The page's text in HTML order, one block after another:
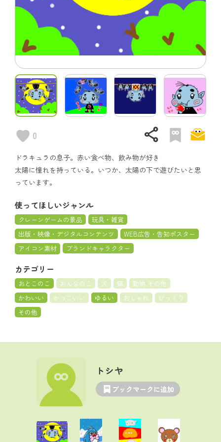
0 share
ドラキュラの息子。赤い食べ物、飲み物が好き
太陽に憧れを持っている。いつか、太陽の下で遊びたいと思
っています。
使ってほしいジャンル
クレーンゲームの景品
玩具・雑貨
出版・映像・デジタルコンテンツ
WEB広告・告知ポスター
アイコン素材
ブランドキャラクター
カテゴリー
おとこのこ おんなのこ 犬 猫
動物 その他
かわいい
かっこいい ゆるい おしゃれ
びっくり
その他
トシヤ
ブックマークに追加